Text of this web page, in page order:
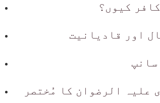
کیوں؟
اور قادیانیت
سانپ
علیہ الرضوان کا مُختصر